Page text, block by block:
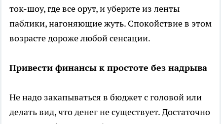
ток-шоу, где все орут, и уберите из ленты
паблики, нагоняющие жуть. Спокойствие в этом
возрасте дороже любой сенсации.
Привести финансы к простоте без надрыва
Не надо закапываться в бюджет с головой или
делать вид, что денег не существует. Достаточно